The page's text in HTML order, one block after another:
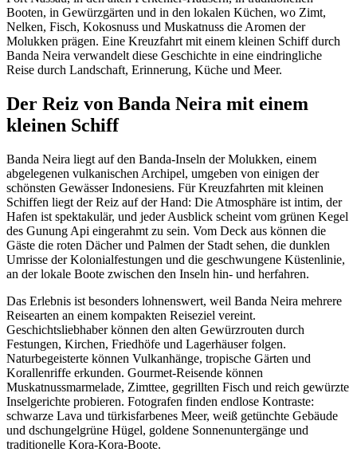
Booten, in Gewürzgärten und in den lokalen Küchen, wo Zimt,
Nelken, Fisch, Kokosnuss und Muskatnuss die Aromen der
Molukken prägen. Eine Kreuzfahrt mit einem kleinen Schiff durch
Banda Neira verwandelt diese Geschichte in eine eindringliche
Reise durch Landschaft, Erinnerung, Küche und Meer.
Der Reiz von Banda Neira mit einem
kleinen Schiff
Banda Neira liegt auf den Banda-Inseln der Molukken, einem
abgelegenen vulkanischen Archipel, umgeben von einigen der
schönsten Gewässer Indonesiens. Für Kreuzfahrten mit kleinen
Schiffen liegt der Reiz auf der Hand: Die Atmosphäre ist intim, der
Hafen ist spektakulär, und jeder Ausblick scheint vom grünen Kegel
des Gunung Api eingerahmt zu sein. Vom Deck aus können die
Gäste die roten Dächer und Palmen der Stadt sehen, die dunklen
Umrisse der Kolonialfestungen und die geschwungene Küstenlinie,
an der lokale Boote zwischen den Inseln hin- und herfahren.
Das Erlebnis ist besonders lohnenswert, weil Banda Neira mehrere
Reisearten an einem kompakten Reiseziel vereint.
Geschichtsliebhaber können den alten Gewürzrouten durch
Festungen, Kirchen, Friedhöfe und Lagerhäuser folgen.
Naturbegeisterte können Vulkanhänge, tropische Gärten und
Korallenriffe erkunden. Gourmet-Reisende können
Muskatnussmarmelade, Zimttee, gegrillten Fisch und reich gewürzte
Inselgerichte probieren. Fotografen finden endlose Kontraste:
schwarze Lava und türkisfarbenes Meer, weiß getünchte Gebäude
und dschungelgrüne Hügel, goldene Sonnenuntergänge und
traditionelle Kora-Kora-Boote.